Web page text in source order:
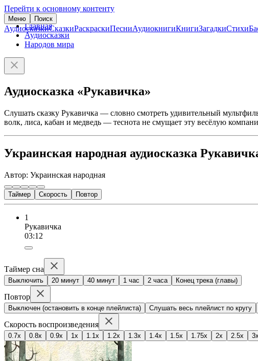
Перейти к основному контенту
Меню Поиск
АудиосказкиСказкиРаскраскиПесниАудиокнигиКнигиЗагадкиСтихи
Главная
Аудиосказки
Народов мира
Аудиосказка «Рукавичка»
Слушать сказку Рукавичка — словно смотреть удивительный
волк, лиса, кабан и медведь — теснота не смущает эту весёлую
Украинская народная аудиосказка
Автор: Украинская народная
Таймер Скорость Повтор
1
Рукавичка
03:12
Таймер сна
Выключить 20 минут 40 минут 1 час 2 часа Конец трека (главы)
Повтор
Выключен (остановить в конце плейлиста) Слушать весь плейлист по кругу
Скорость воспроизведения
0.7x 0.8x 0.9x 1x 1.1x 1.2x 1.3x 1.4x 1.5x 1.75x 2x 2.5x 3x